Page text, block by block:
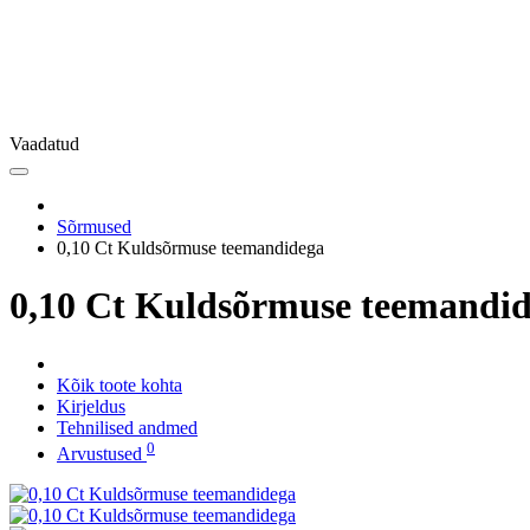
Vaadatud
Sõrmused
0,10 Ct Kuldsõrmuse teemandidega
0,10 Ct Kuldsõrmuse
Kõik toote kohta
Kirjeldus
Tehnilised andmed
Arvustused 0